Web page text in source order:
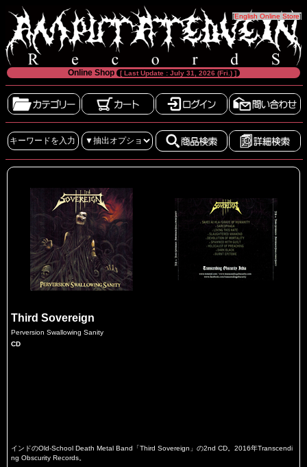
[English Online Store]
Online Shop [ Last Update : July 31, 2026 (Fri.) ]
Third Sovereign
Perversion Swallowing Sanity
CD
インドのOld-School Death Metal Band「Third Sovereign」の2nd CD。2016年Transcendi
ng Obscurity Records。